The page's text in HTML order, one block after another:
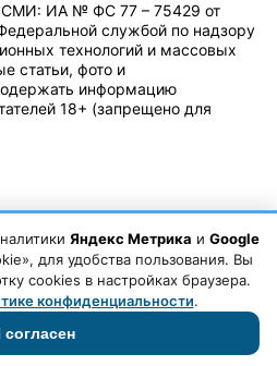
СМИ: ИА № ФС 77 – 75429 от
службой по надзору
технологий и массовых
статьи, фото и
информацию
18+ (запрещено для
Яндекс Метрика и Google
для удобства пользования. Вы
cookies в настройках браузера.
конфиденциальности.
согласен